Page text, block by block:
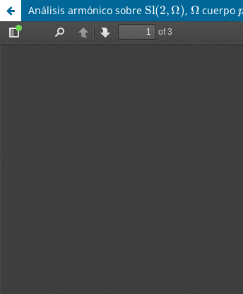
Análisis armónico sobre , cuerpo